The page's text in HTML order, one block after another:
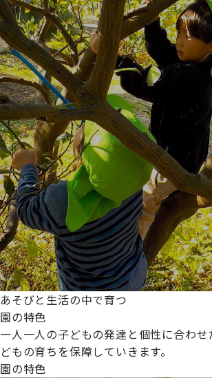
あそびと生活の中で育つ
園の特色
一人一人の子どもの発達と個性に合わ
どもの育ちを保障していきます。
園の特色